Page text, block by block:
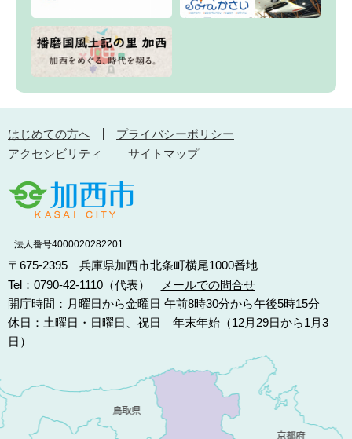
はじめての方へ
プライバシーポリシー
アクセシビリティ
サイトマップ
法人番号4000020282201
〒675-2395 兵庫県加西市北条町横尾1000番地
Tel：0790-42-1110（代表）
メールでの問合せ
開庁時間：月曜日から金曜日 午前8時30分から午後5時15分
休日：土曜日・日曜日、祝日 年末年始（12月29日から1月3
日）